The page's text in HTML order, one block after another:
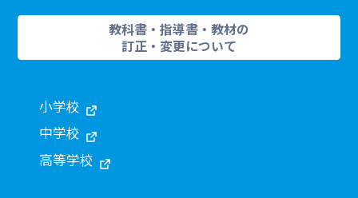
教科書・指導書・教材の
訂正・変更について
小学校
中学校
高等学校